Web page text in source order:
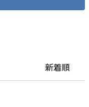
新着順